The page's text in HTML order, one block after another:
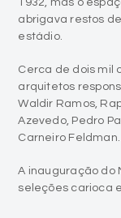
Cerca de dois mil
arquitetos
Azevedo, Pedro
Carneiro Feldman.
A inauguração do
seleções carioca e